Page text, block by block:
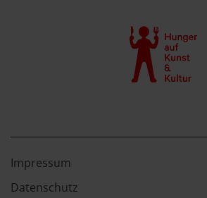
Impressum
Datenschutz